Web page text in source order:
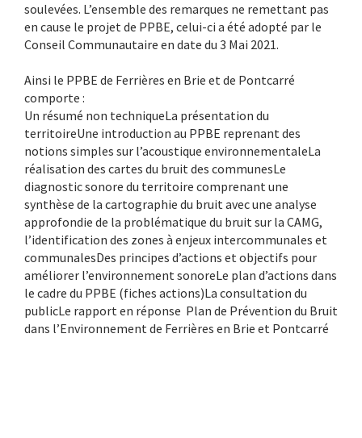
soulevées. L’ensemble des remarques ne remettant pas
en cause le projet de PPBE, celui-ci a été adopté par le
Conseil Communautaire en date du 3 Mai 2021.
Ainsi le PPBE de Ferrières en Brie et de Pontcarré
comporte :
Un résumé non techniqueLa présentation du
territoireUne introduction au PPBE reprenant des
notions simples sur l’acoustique environnementaleLa
réalisation des cartes du bruit des communesLe
diagnostic sonore du territoire comprenant une
synthèse de la cartographie du bruit avec une analyse
approfondie de la problématique du bruit sur la CAMG,
l’identification des zones à enjeux intercommunales et
communalesDes principes d’actions et objectifs pour
améliorer l’environnement sonoreLe plan d’actions dans
le cadre du PPBE (fiches actions)La consultation du
publicLe rapport en réponse Plan de Prévention du Bruit
dans l’Environnement de Ferrières en Brie et Pontcarré